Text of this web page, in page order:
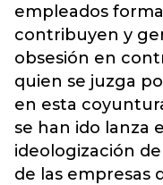
empleados
contribuyen y
obsesión en
quien se juzga
en esta
se han ido lanza
ideologización
de las empresas